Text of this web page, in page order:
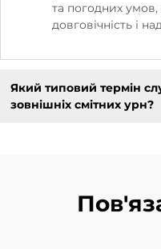
та погодних умов,
довговічність і
Який типовий термін
зовнішніх смітних урн?